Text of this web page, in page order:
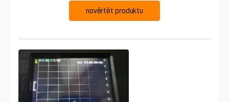
novērtēt produktu